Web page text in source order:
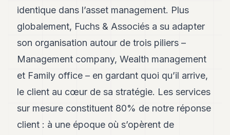
identique dans l’asset management. Plus
globalement, Fuchs & Associés a su adapter
son organisation autour de trois piliers –
Management company, Wealth management
et Family office – en gardant quoi qu’il arrive,
le client au cœur de sa stratégie. Les services
sur mesure constituent 80% de notre réponse
client : à une époque où s’opèrent de